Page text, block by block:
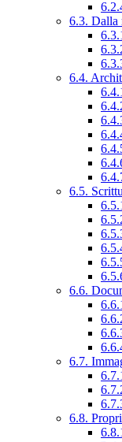
6.3. Dalla
6.4.
6.5.
6.6.
6.7.
6.8.